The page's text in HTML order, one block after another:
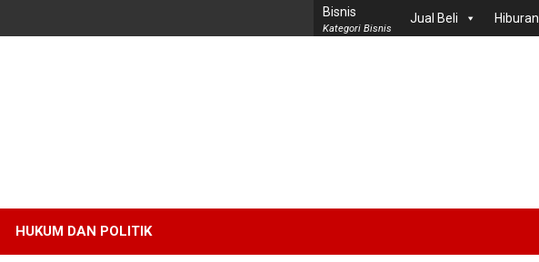
Bisnis
Kategori Bisnis
Jual Beli Hiburan
HUKUM DAN POLITIK